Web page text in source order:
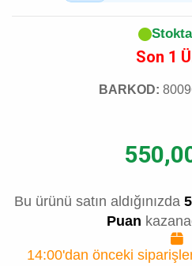
Son 1
BARKOD:
Bu ürünü satın aldığınızda
Puan
14:00'dan önceki